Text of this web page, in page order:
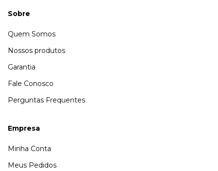
Sobre
Quem Somos
Nossos produtos
Garantia
Fale Conosco
Perguntas Frequentes
Empresa
Minha Conta
Meus Pedidos